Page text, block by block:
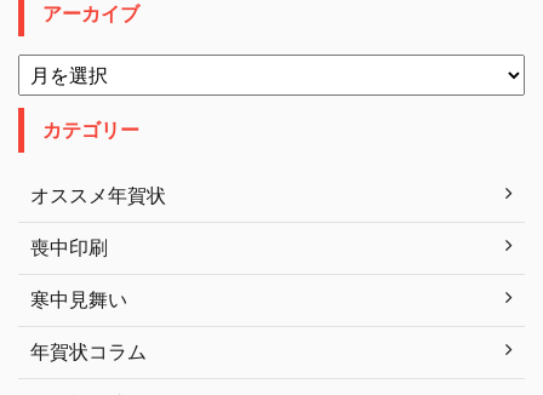
アーカイブ
カテゴリー
オススメ年賀状
喪中印刷
寒中見舞い
年賀状コラム